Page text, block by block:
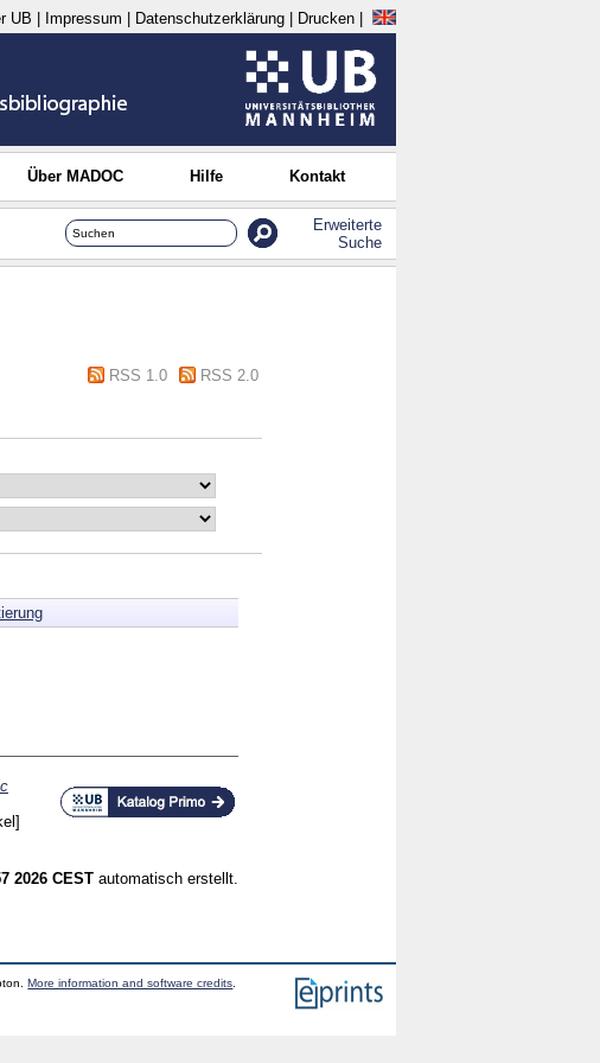
UB Impressum Datenschutzerklärung Drucken
Über MADOC Hilfe Kontakt
Erweiterte
Suche
RSS 1.0
RSS 2.0
2026 CEST automatisch erstellt.
More information and software credits